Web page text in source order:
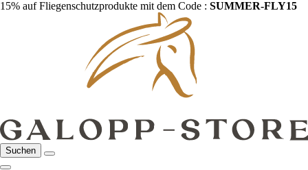
15% auf Fliegenschutzprodukte mit dem Code : SUMMER-FLY15
Suchen